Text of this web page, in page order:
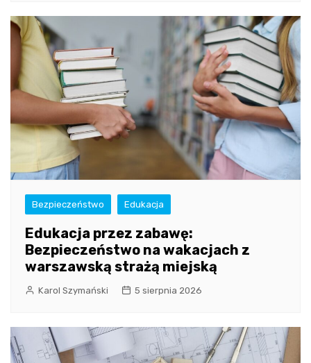
Bezpieczeństwo Edukacja
Edukacja przez zabawę:
Bezpieczeństwo na wakacjach z
warszawską strażą miejską
Karol Szymański 5 sierpnia 2026